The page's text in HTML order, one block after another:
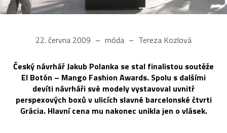
22. června 2009 móda Tereza Kozlová
Český návrhář Jakub Polanka se stal finalistou soutěže
El Botón – Mango Fashion Awards. Spolu s dalšími
devíti návrháři své modely vystavoval uvnitř
perspexových boxů v ulicích slavné barcelonské čtvrti
Grácia. Hlavní cena mu nakonec unikla jen o vlásek.